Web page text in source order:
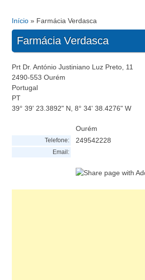
Está aqui
Início » Farmácia Verdasca
Farmácia Verdasca
Prt Dr. António Justiniano Luz Preto, 11
2490-553 Ourém
Portugal
PT
39° 39' 23.3892" N, 8° 34' 38.4276" W
Ourém
Telefone: 249542228
Email: